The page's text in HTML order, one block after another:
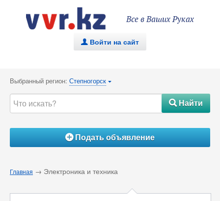
Все в Ваших Руках
. Войти на сайт
Выбранный регион: Степногорск {
#Найти
ÁПодать объявление
Главная → Электроника и техника